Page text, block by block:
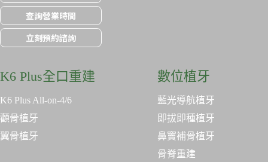
查詢營業時間
立刻預約諮詢
K6 Plus全口重建
K6 Plus All-on-4/6
顴骨植牙
翼骨植牙
數位植牙
藍光導航植牙
即拔即種植牙
鼻竇補骨植牙
骨脊重建